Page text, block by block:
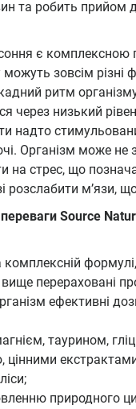
та робить прийом
є
зовсім різні
ритм
через низький
надто
Організм може не
на стрес, що
розслабити м’язи,
Source
комплексній
вище перераховані
ефективні
таурином,
природного